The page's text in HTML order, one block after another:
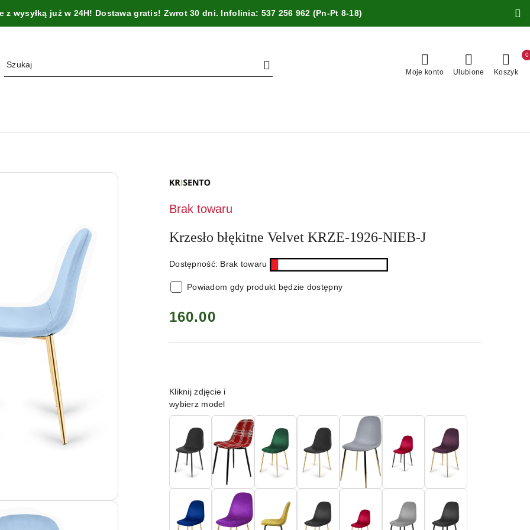
z wysyłką już w 24H! Dostawa gratis! Zwrot 30 dni. Infolinia: 537 256 962 (Pn-Pt 8-18)
Moje konto Ulubione Koszyk
0
PRODUCENTA:
Brak towaru
Krzesło błękitne Velvet KRZE-1926-NIEB-J
Dostępność: Brak towaru
Powiadom gdy produkt będzie dostępny
cena:
160.00
Wariant
Kliknij zdjęcie i
wybierz model